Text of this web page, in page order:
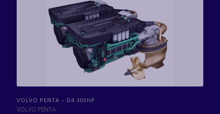
VOLVO PENTA – D4 300HP
VOLVO PENTA